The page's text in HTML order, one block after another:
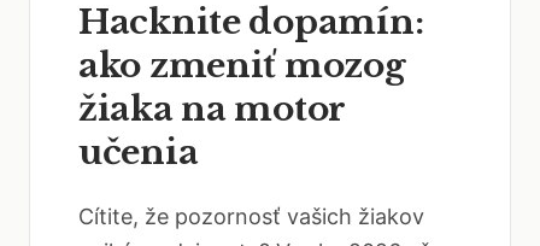
Hacknite dopamín:
ako zmeniť mozog
žiaka na motor
učenia
Cítite, že pozornosť vašich žiakov